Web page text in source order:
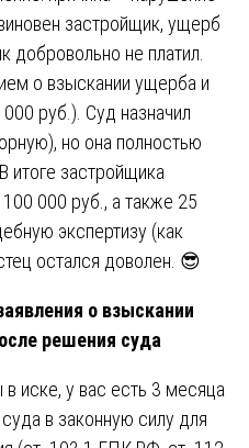
застройщик, ущерб
не платил.
о взыскании ущерба и
руб.). Суд назначил
но она полностью
итоге застройщика
000 руб., а также 25
экспертизу (как
остался доволен. 😎
о взыскании
решения суда
иске, у вас есть 3 месяца
в законную силу для